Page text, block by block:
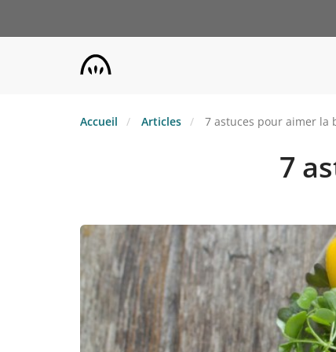
Accueil Articles 7 astuces pour aimer la
7